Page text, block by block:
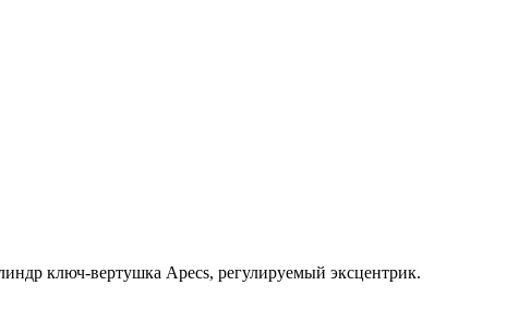
ключ-вертушка Apecs, регулируемый эксцентрик.